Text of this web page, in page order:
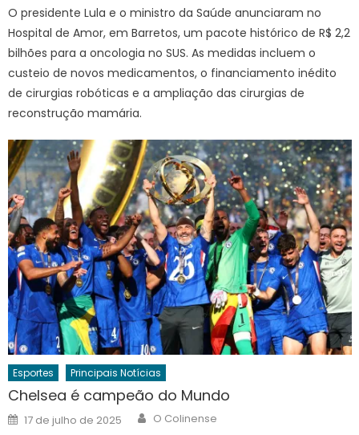
O presidente Lula e o ministro da Saúde anunciaram no
Hospital de Amor, em Barretos, um pacote histórico de R$ 2,2
bilhões para a oncologia no SUS. As medidas incluem o
custeio de novos medicamentos, o financiamento inédito
de cirurgias robóticas e a ampliação das cirurgias de
reconstrução mamária.
Esportes Principais Notícias
Chelsea é campeão do Mundo
Posted
on
17 de julho de 2025 Author
O Colinense